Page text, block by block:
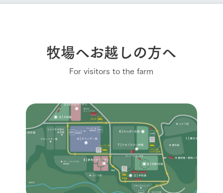
牧場へお越しの方へ
For visitors to the farm